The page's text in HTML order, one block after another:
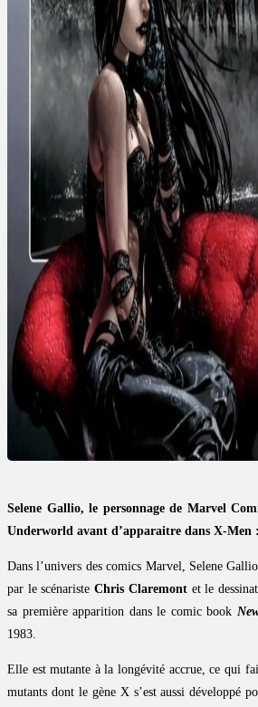
Selene Gallio, le personnage de Marvel
Underworld avant d’apparaitre dans X-Men
Dans l’univers des comics Marvel, Selene
par le scénaristeChris Claremontet le
sa première apparition dans le comic book
1983.
Elle est mutante à la longévité accrue, ce qui
mutants dont le gène X s’est aussi développé